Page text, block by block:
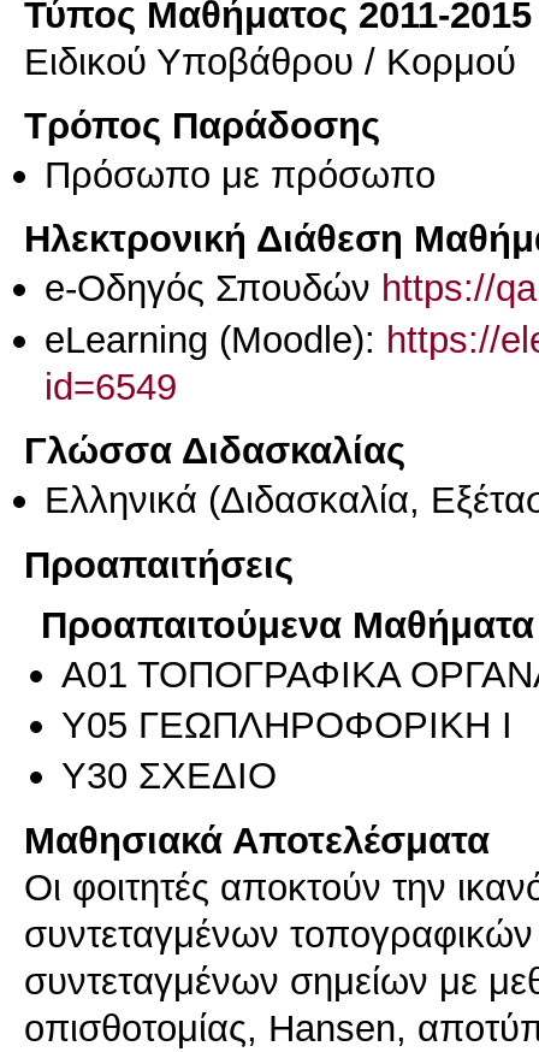
Τύπος Μαθήματος 2011-2015
Ειδικού Υποβάθρου / Κορμού
Τρόπος Παράδοσης
Πρόσωπο με πρόσωπο
Ηλεκτρονική Διάθεση
e-Οδηγός Σπουδών https://
eLearning (Moodle): https://
id=6549
Γλώσσα Διδασκαλίας
Ελληνικά (Διδασκαλία,
Προαπαιτήσεις
Προαπαιτούμενα Μαθήματα
Α01 ΤΟΠΟΓΡΑΦΙΚΑ
Υ05 ΓΕΩΠΛΗΡΟΦΟΡΙΚΗ Ι
Υ30 ΣΧΕΔΙΟ
Μαθησιακά Αποτελέσματα
Οι φοιτητές αποκτούν την
συντεταγμένων
συντεταγμένων σημείων με
οπισθοτομίας, Hansen,